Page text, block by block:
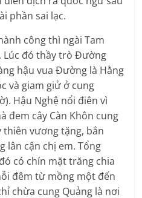
phần sai lạc.
công thì ngài Tam
Lúc đó thầy trò Đường
hậu vua Đường là Hằng
và giam giử ở cung
Hậu Nghệ nổi điên vì
đem cây Càn Khôn cung
thiên vương tặng, bắn
lân cận chị em. Tổng
có chín mặt trăng chia
đêm từ mồng một đến
chừa cung Quảng là nơi